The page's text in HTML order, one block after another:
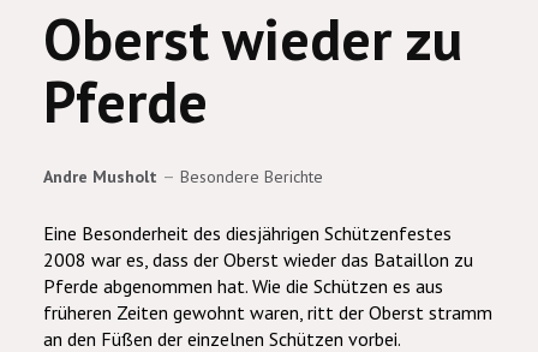
KÖNIG UND PRINZEN
WIR ÜBER UNS
Oberst wieder zu
Pferde
Andre Musholt Besondere Berichte
Eine Besonderheit des diesjährigen Schützenfestes
2008 war es, dass der Oberst wieder das Bataillon zu
Pferde abgenommen hat. Wie die Schützen es aus
früheren Zeiten gewohnt waren, ritt der Oberst stramm
an den Füßen der einzelnen Schützen vorbei.